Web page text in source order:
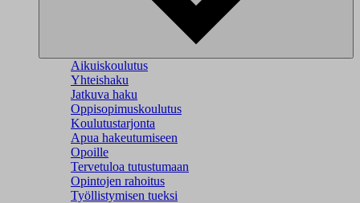
Aikuiskoulutus
Yhteishaku
Jatkuva haku
Oppisopimuskoulutus
Koulutustarjonta
Apua hakeutumiseen
Opoille
Tervetuloa tutustumaan
Opintojen rahoitus
Työllistymisen tueksi